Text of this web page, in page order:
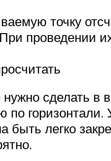
точку
проведении
сделать
горизонтали.
легко